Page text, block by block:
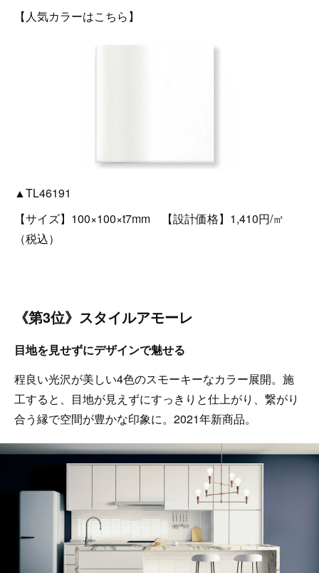
【人気カラーはこちら】
▲TL46191
【サイズ】100×100×t7mm 【設計価格】1,410円/㎡
（税込）
《第3位》スタイルアモーレ
目地を見せずにデザインで魅せる
程良い光沢が美しい4色のスモーキーなカラー展開。施
工すると、目地が見えずにすっきりと仕上がり、繋がり
合う縁で空間が豊かな印象に。2021年新商品。